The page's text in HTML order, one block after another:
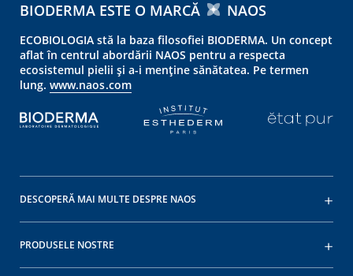
BIODERMA ESTE O MARCĂ NAOS
ECOBIOLOGIA stă la baza filosofiei BIODERMA. Un concept
aflat în centrul abordării NAOS pentru a respecta
ecosistemul pielii și a-i menține sănătatea. Pe termen
lung. www.naos.com
DESCOPERĂ MAI MULTE DESPRE NAOS
PRODUSELE NOSTRE